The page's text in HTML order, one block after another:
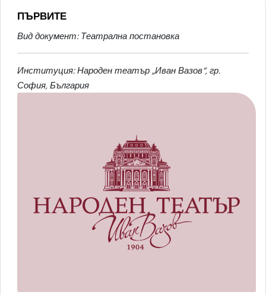
ПЪРВИТЕ
Вид документ: Театрална постановка
Институция: Народен театър „Иван Вазов“, гр.
София, България